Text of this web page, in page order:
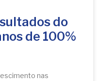
do
de 100%
nas